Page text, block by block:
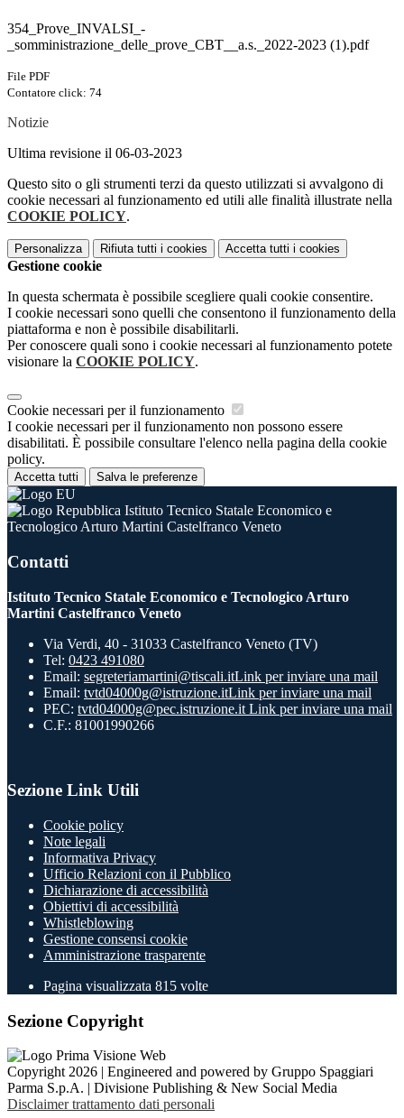
354_Prove_INVALSI_-
_somministrazione_delle_prove_CBT__a.s._2022-2023 (1).pdf
File PDF
Contatore click: 74
Notizie
Ultima revisione il 06-03-2023
Questo sito o gli strumenti terzi da questo utilizzati si avvalgono di
cookie necessari al funzionamento ed utili alle finalità illustrate nella
COOKIE POLICY.
Personalizza Rifiuta tutti i cookies Accetta tutti i cookies
Gestione cookie
In questa schermata è possibile scegliere quali cookie consentire.
I cookie necessari sono quelli che consentono il funzionamento della
piattaforma e non è possibile disabilitarli.
Per conoscere quali sono i cookie necessari al funzionamento potete
visionare la COOKIE POLICY.
Cookie necessari per il funzionamento
I cookie necessari per il funzionamento non possono essere
disabilitati. È possibile consultare l'elenco nella pagina della cookie
policy.
Accetta tutti Salva le preferenze
Istituto Tecnico Statale Economico e
Tecnologico Arturo Martini Castelfranco Veneto
Contatti
Istituto Tecnico Statale Economico e Tecnologico Arturo
Martini Castelfranco Veneto
Via Verdi, 40 - 31033 Castelfranco Veneto (TV)
Tel: 0423 491080
Email: segreteriamartini@tiscali.itLink per inviare una mail
Email: tvtd04000g@istruzione.itLink per inviare una mail
PEC: tvtd04000g@pec.istruzione.it Link per inviare una mail
C.F.: 81001990266
Sezione Link Utili
Cookie policy
Note legali
Informativa Privacy
Ufficio Relazioni con il Pubblico
Dichiarazione di accessibilità
Obiettivi di accessibilità
Whistleblowing
Gestione consensi cookie
Amministrazione trasparente
Pagina visualizzata 815 volte
Sezione Copyright
Copyright 2026 | Engineered and powered by Gruppo Spaggiari
Parma S.p.A. | Divisione Publishing & New Social Media
Disclaimer trattamento dati personali